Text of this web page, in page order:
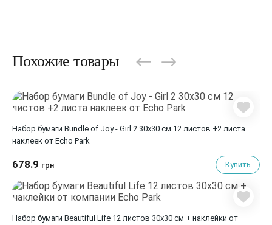
Похожие товары
Набор бумаги Bundle of Joy - Girl 2 30х30 см 12 листов +2 листа
наклеек от Echo Park
678.9 грн Купить
Набор бумаги Beautiful Life 12 листов 30х30 см + наклейки от